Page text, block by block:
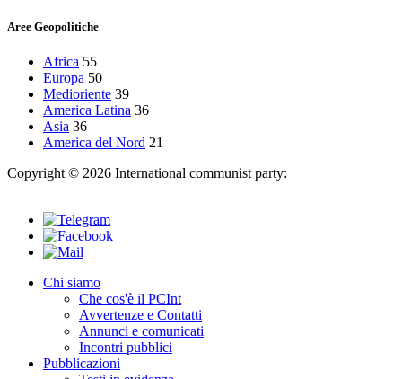
Aree Geopolitiche
Africa 55
Europa 50
Medioriente 39
America Latina 36
Asia 36
America del Nord 21
Copyright © 2026 International communist party:
Chi siamo
Che cos'è il PCInt
Avvertenze e Contatti
Annunci e comunicati
Incontri pubblici
Pubblicazioni